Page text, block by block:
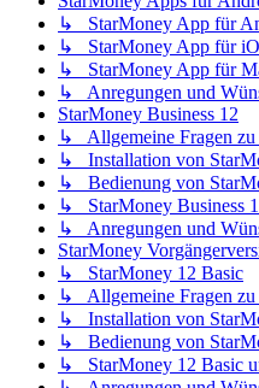
↳ StarMoney App für
↳ StarMoney App für
↳ StarMoney App für
↳ Anregungen und
StarMoney Business 12
↳ Allgemeine Fragen zu
↳ Installation von
↳ Bedienung von
↳ StarMoney Business
↳ Anregungen und
StarMoney
↳ StarMoney 12 Basic
↳ Allgemeine Fragen zu
↳ Installation von
↳ Bedienung von
↳ StarMoney 12 Basic